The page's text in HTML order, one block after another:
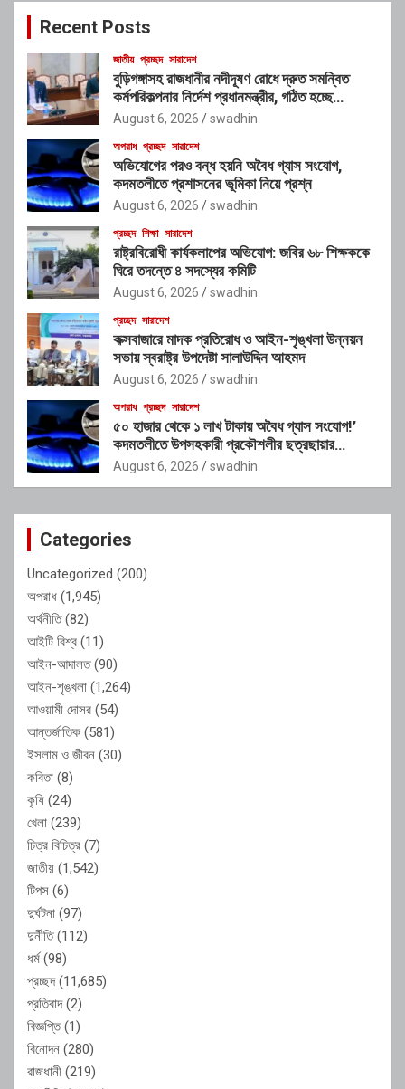
c
Recent Posts
জাতীয় প্রচ্ছদ সারাদেশ
বুড়িগঙ্গাসহ রাজধানীর নদীদূষণ রোধে দ্রুত সমন্বিত
কর্মপরিকল্পনার নির্দেশ প্রধানমন্ত্রীর, গঠিত হচ্ছে
আন্তঃসংস্থা সমন্বয় কমিটি
August 6, 2026 swadhin
অপরাধ প্রচ্ছদ সারাদেশ
অভিযোগের পরও বন্ধ হয়নি অবৈধ গ্যাস সংযোগ,
কদমতলীতে প্রশাসনের ভূমিকা নিয়ে প্রশ্ন
August 6, 2026 swadhin
প্রচ্ছদ শিক্ষা সারাদেশ
রাষ্ট্রবিরোধী কার্যকলাপের অভিযোগ: জবির ৬৮ শিক্ষককে
ঘিরে তদন্তে ৪ সদস্যের কমিটি
August 6, 2026 swadhin
প্রচ্ছদ সারাদেশ
কক্সবাজারে মাদক প্রতিরোধ ও আইন-শৃঙ্খলা উন্নয়ন
সভায় স্বরাষ্ট্র উপদেষ্টা সালাউদ্দিন আহমদ
August 6, 2026 swadhin
অপরাধ প্রচ্ছদ সারাদেশ
৫০ হাজার থেকে ১ লাখ টাকায় অবৈধ গ্যাস সংযোগ!’
কদমতলীতে উপসহকারী প্রকৌশলীর ছত্রছায়ার
অভিযোগ
August 6, 2026 swadhin
Categories
Uncategorized (200)
অপরাধ (1,945)
অর্থনীতি(82)
আইটি বিশ্ব (11)
আইন-আদালত(90)
আইন-শৃঙ্খলা (1,264)
আওয়ামী দোসর (54)
আন্তর্জাতিক (581)
ইসলাম ও জীবন (30)
কবিতা (8)
কৃষি (24)
খেলা (239)
চিত্র বিচিত্র (7)
জাতীয় (1,542)
টিপস (6)
দুর্ঘটনা (97)
দুর্নীতি(112)
ধর্ম(98)
প্রচ্ছদ(11,685)
প্রতিবাদ(2)
বিজ্ঞপ্তি(1)
বিনোদন (280)
রাজধানী (219)